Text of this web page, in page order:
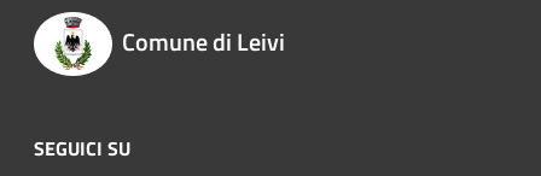
Comune di Leivi
SEGUICI SU